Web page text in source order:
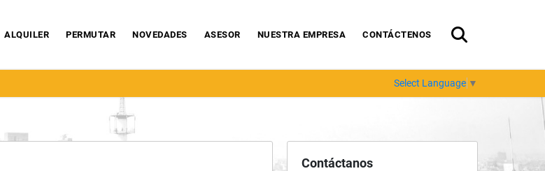
ALQUILER PERMUTAR NOVEDADES ASESOR NUESTRA EMPRESA CONTÁCTENOS
Select Language ▼
Contáctanos